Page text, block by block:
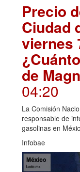
Precio
Ciudad
viernes
de
04:20
La Comisión
responsable de
gasolinas en
Infobae